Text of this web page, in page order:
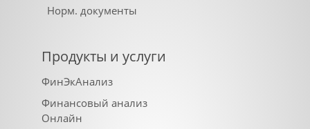
Норм. документы
Продукты и услуги
ФинЭкАнализ
Финансовый анализ
Онлайн